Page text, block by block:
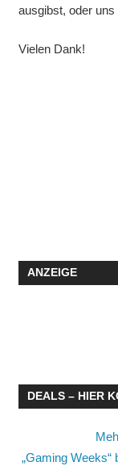
ausgibst, oder
Vielen Dank!
ANZEIGE
DEALS – HIER
„Gaming Weeks“